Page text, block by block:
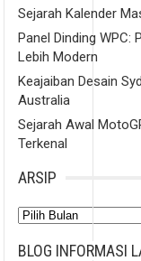
Sejarah Kalender
Panel Dinding WPC:
Lebih Modern
Keajaiban Desain
Australia
Sejarah Awal
Terkenal
ARSIP
Arsip
BLOG INFORMASI